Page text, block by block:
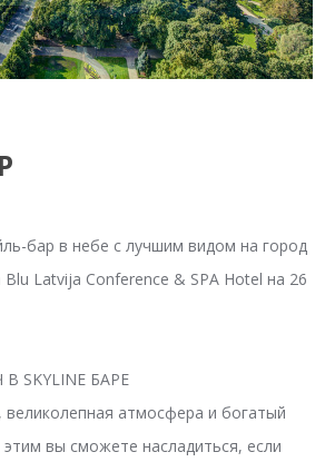
бар в небе с лучшим видом на город
Blu Latvija Conference & SPA Hotel на 26
SKYLINE БАРЕ
атмосфера и богатый
вы сможете насладиться, если